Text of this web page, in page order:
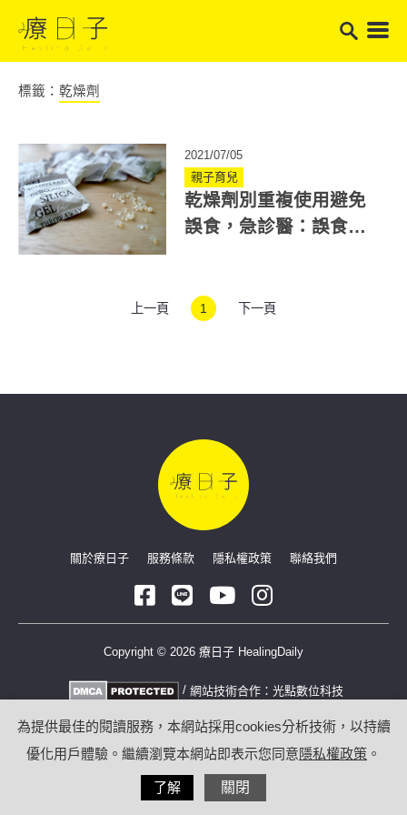
標籤： 乾燥劑
2021/07/05
親子育兒
乾燥劑別重複使用避免
誤食，急診醫：誤食別
上一頁 1 下一頁
關於療日子 服務條款 隱私權政策 聯絡我們
Copyright © 2026 療日子 HealingDaily
/ 網站技術合作： 光點數位科技
為提供最佳的閱讀服務，本網站採用cookies分析技術，以持續
優化用戶體驗。繼續瀏覽本網站即表示您同意隱私權政策 。
了解 關閉